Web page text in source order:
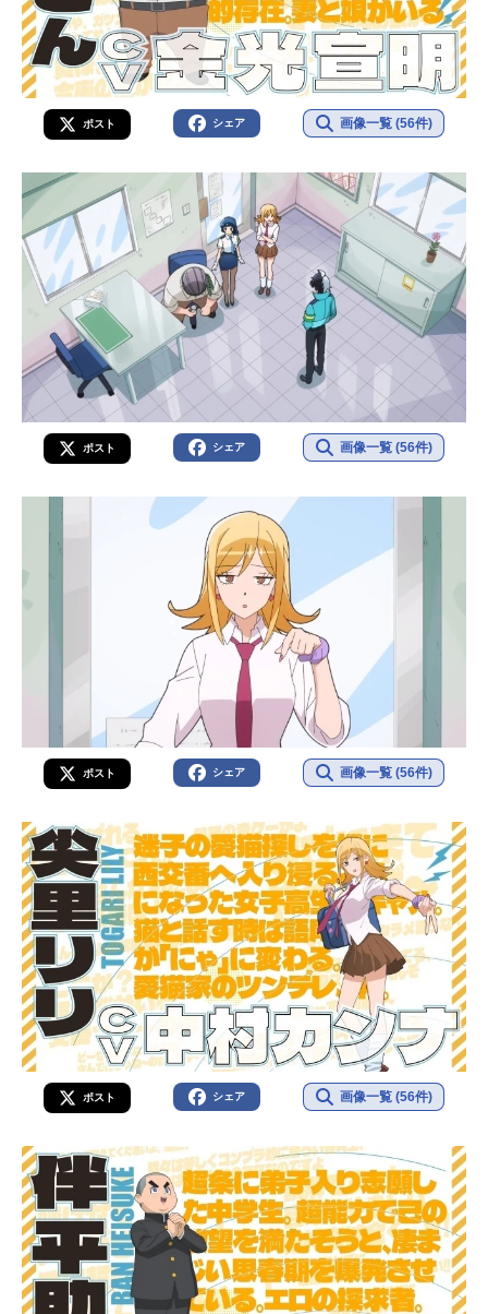
ポスト シェア 画像一覧 (56件)
ポスト シェア 画像一覧 (56件)
ポスト シェア 画像一覧 (56件)
ポスト シェア 画像一覧 (56件)